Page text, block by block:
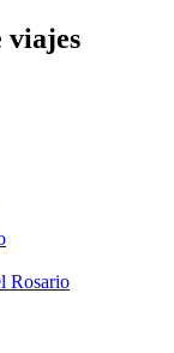
viajes
Rosario